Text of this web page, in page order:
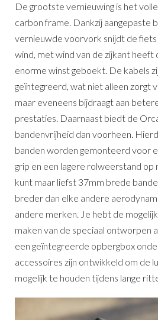
De grootste vernieuwing is het
carbon frame. Dankzij aangepaste
vernieuwde voorvork snijdt de
wind, met wind van de zijkant heeft
enorme winst geboekt. De kabels
geïntegreerd, wat niet alleen zorgt
maar eveneens bijdraagt aan
prestaties. Daarnaast biedt de
bandenvrijheid dan voorheen.
banden worden gemonteerd voor
grip en een lagere rolweerstand op
kunt maar liefst 37mm brede
breder dan elke andere
andere merken. Je hebt de
maken van de speciaal ontworpen
een geïntegreerde opbergbox
accessoires zijn ontwikkeld om de
mogelijk te houden tijdens lange